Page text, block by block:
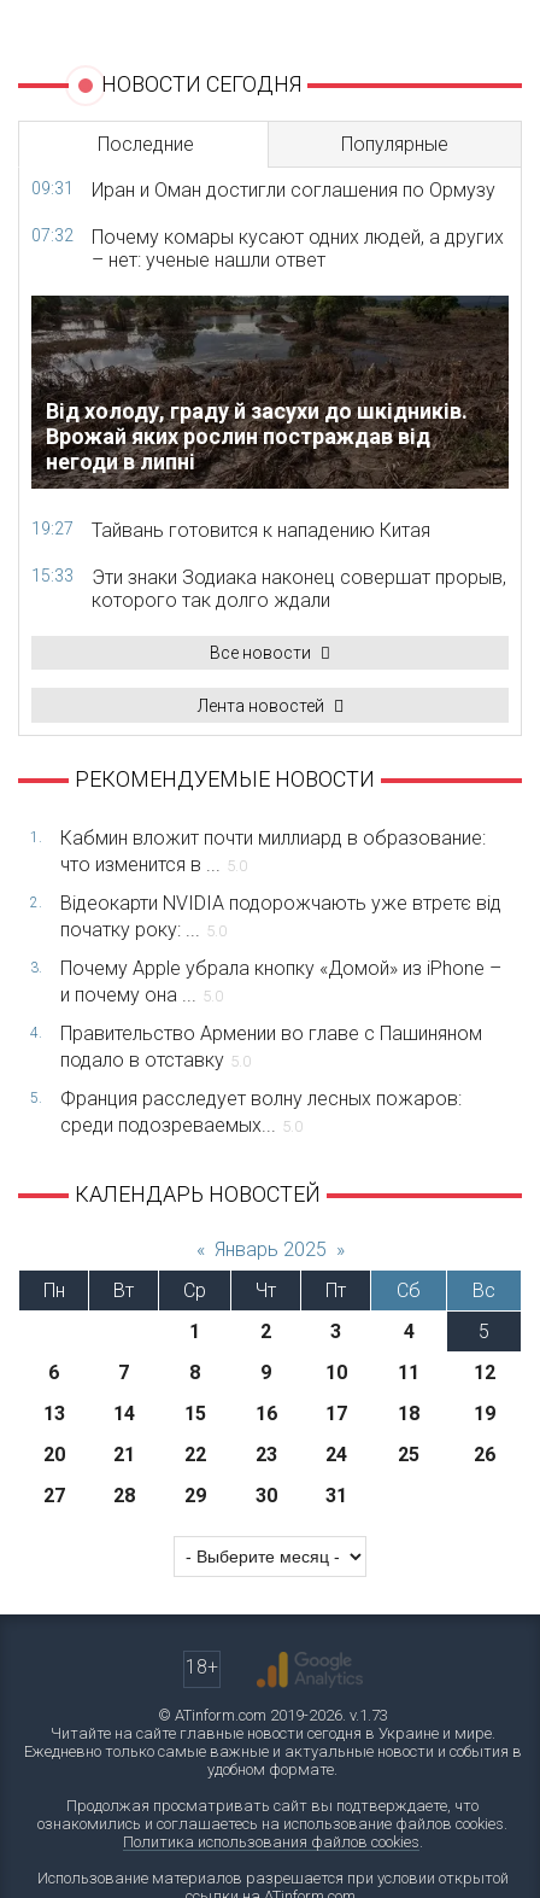
НОВОСТИ СЕГОДНЯ
Последние Популярные
09:31 Иран и Оман достигли соглашения по Ормузу
07:32
Почему комары кусают одних людей, а других
– нет: ученые нашли ответ
Від холоду, граду й засухи до шкідників.
Врожай яких рослин постраждав від
негоди в липні
19:27 Тайвань готовится к нападению Китая
15:33
Эти знаки Зодиака наконец совершат прорыв,
которого так долго ждали
Все новости
Лента новостей
РЕКОМЕНДУЕМЫЕ НОВОСТИ
1.
Кабмин вложит почти миллиард в образование:
что изменится в ... 5.0
2.
Відеокарти NVIDIA подорожчають уже втретє від
початку року: ... 5.0
3.
Почему Apple убрала кнопку «Домой» из iPhone –
и почему она ... 5.0
4.
Правительство Армении во главе с Пашиняном
подало в отставку 5.0
5.
Франция расследует волну лесных пожаров:
среди подозреваемых... 5.0
КАЛЕНДАРЬ НОВОСТЕЙ
« Январь 2025 »
Пн
Вт Ср Чт Пт Сб
Вс
1
2 3 4
5
6
7 8 9 10 11
12
13
14 15 16 17 18
19
20
21 22 23 24 25
26
27
28 29 30 31
18+
© ATinform.com 2019-2026. v.1.73
Читайте на сайте главные новости сегодня в Украине и мире.
Ежедневно только самые важные и актуальные новости и события в
удобном формате.
Продолжая просматривать сайт вы подтверждаете, что
ознакомились и соглашаетесь на использование файлов cookies.
Политика использования файлов cookies.
Использование материалов разрешается при условии открытой